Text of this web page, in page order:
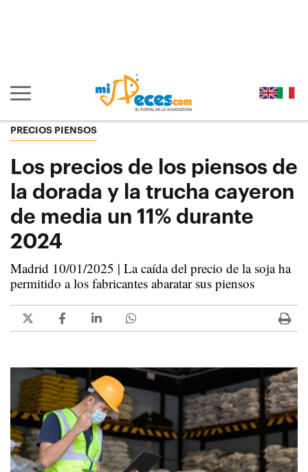
Mostrar/ocultar navegación principal
PRECIOS PIENSOS
Los precios de los piensos de
la dorada y la trucha cayeron
de media un 11% durante
2024
Madrid 10/01/2025 | La caída del precio de la soja ha
permitido a los fabricantes abaratar sus piensos